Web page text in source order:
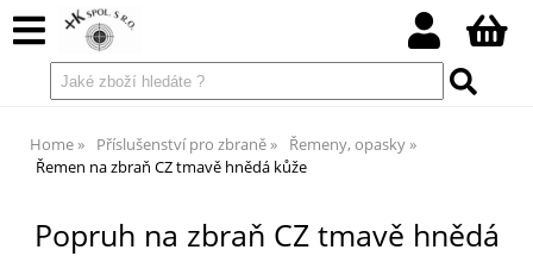
Home Příslušenství pro zbraně
Řemeny, opasky
Řemen na zbraň CZ tmavě hnědá kůže
Popruh na zbraň CZ tmavě hnědá